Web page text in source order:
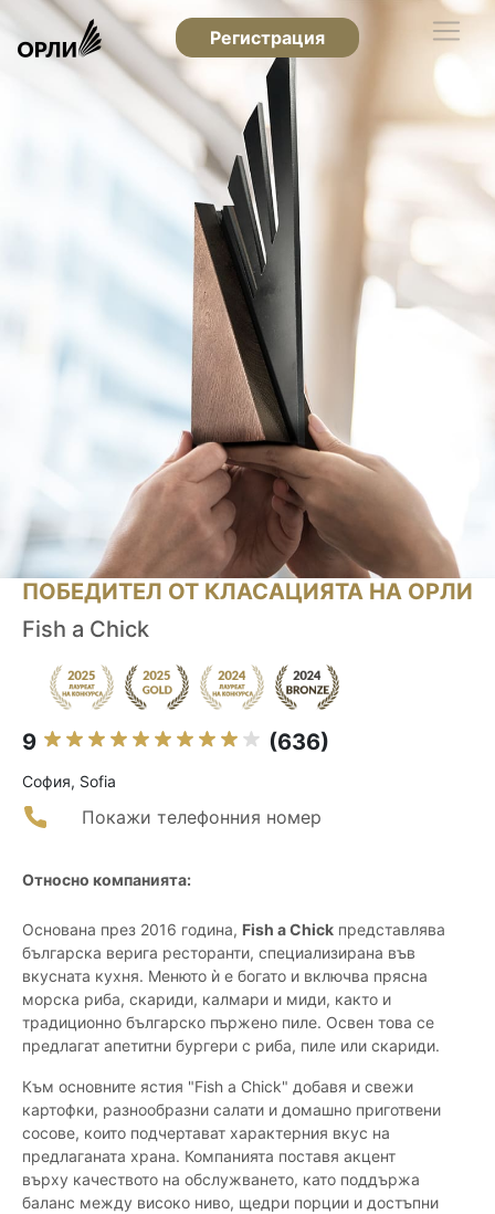
Регистрация
ПОБЕДИТЕЛ ОТ КЛАСАЦИЯТА НА ОРЛИ
Fish a Chick
9 (636)
София, Sofia
Покажи телефонния номер
Относно компанията:
Основана през 2016 година, Fish a Chick представлява
българска верига ресторанти, специализирана във
вкусната кухня. Менюто ѝ е богато и включва прясна
морска риба, скариди, калмари и миди, както и
традиционно българско пържено пиле. Освен това се
предлагат апетитни бургери с риба, пиле или скариди.
Към основните ястия "Fish a Chick" добавя и свежи
картофки, разнообразни салати и домашно приготвени
сосове, които подчертават характерния вкус на
предлаганата храна. Компанията поставя акцент
върху качеството на обслужването, като поддържа
баланс между високо ниво, щедри порции и достъпни